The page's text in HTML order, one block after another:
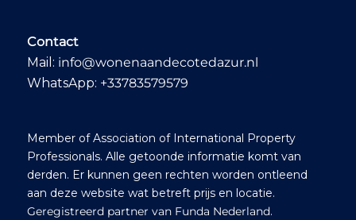
offer and secured
and Sophie were
there to advise and
and changed them
into our names – we
didn’t have to do a
thing!! We are now
Contact
Mail: info@wonenaandecotedazur.nl
WhatsApp: +33783579579
Member of Association of International Property
Professionals. Alle getoonde informatie komt van
derden. Er kunnen geen rechten worden ontleend
aan deze website wat betreft prijs en locatie.
Geregistreerd partner van Funda Nederland.